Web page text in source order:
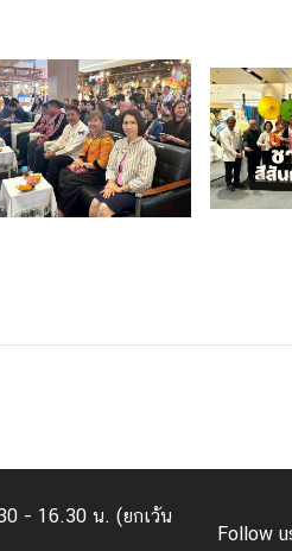
- 16.30 น. (ยกเว้น
Follow